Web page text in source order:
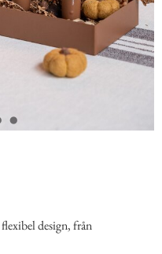
design, från